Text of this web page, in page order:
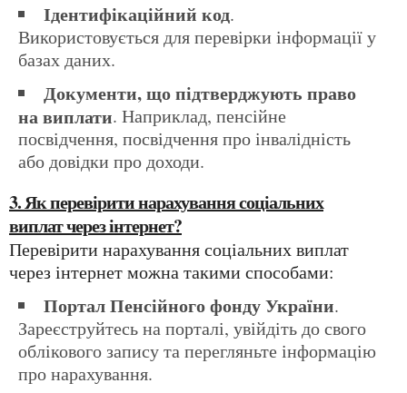
Ідентифікаційний код.
Використовується для перевірки інформації у
базах даних.
Документи, що підтверджують право
на виплати. Наприклад, пенсійне
посвідчення, посвідчення про інвалідність
або довідки про доходи.
3. Як перевірити нарахування соціальних
виплат через інтернет?
Перевірити нарахування соціальних виплат
через інтернет можна такими способами:
Портал Пенсійного фонду України.
Зареєструйтесь на порталі, увійдіть до свого
облікового запису та перегляньте інформацію
про нарахування.